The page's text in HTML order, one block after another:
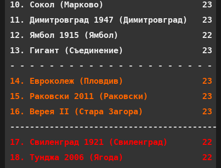
10. Сокол (Марково)                    23
11. Димитровград 1947
12. Ямбол 1915 (Ямбол)
13. Гигант (Съединение)
14. Евроколеж (Пловдив)
15. Раковски 2011 (Раковски)
16. Верея II (Стара Загора)
17. Свиленград 1921
18. Тунджа 2006 (Ягода)